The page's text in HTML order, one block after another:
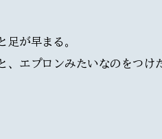
が早まる。
エプロンみたいなのをつけ